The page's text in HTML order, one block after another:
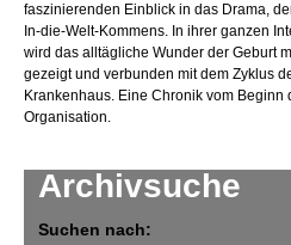
Archivsuche
Suchen nach:
faszinierenden Einblick in das Drama,
In-die-Welt-Kommens. In ihrer ganzen
wird das alltägliche Wunder der Geburt
gezeigt und verbunden mit dem Zyklus
Krankenhaus. Eine Chronik vom Beginn
Organisation.